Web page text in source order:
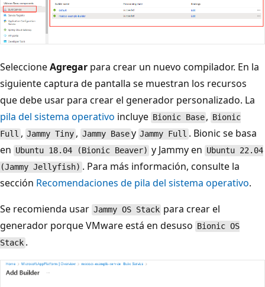
SeleccioneAgregar para crear un nuevo compilador. En la
siguiente captura de pantalla se muestran los recursos
que debe usar para crear el generador personalizado. La
pila del sistema operativo incluye Bionic Base , Bionic
Full , Jammy Tiny , Jammy Basey Jammy Full . Bionic se basa
en Ubuntu 18.04 (Bionic Beaver) y Jammy en Ubuntu 22.04
(Jammy Jellyfish) . Para más información, consulte la
sección Recomendaciones de pila del sistema operativo.
Se recomienda usar Jammy OS Stack para crear el
generador porque VMware está en desuso Bionic OS
Stack .